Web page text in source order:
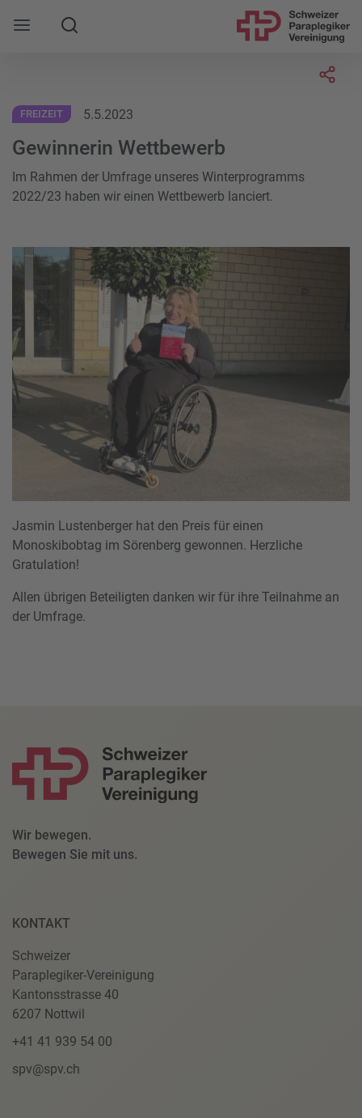
Mobile Navigation öffnen
Suche
FREIZEIT 5.5.2023
Gewinnerin Wettbewerb
Im Rahmen der Umfrage unseres Winterprogramms
2022/23 haben wir einen Wettbewerb lanciert.
Jasmin Lustenberger hat den Preis für einen
Monoskibobtag im Sörenberg gewonnen. Herzliche
Gratulation!
Allen übrigen Beteiligten danken wir für ihre Teilnahme an
der Umfrage.
Wir bewegen.
Bewegen Sie mit uns.
KONTAKT
Schweizer
Paraplegiker-Vereinigung
Kantonsstrasse 40
6207 Nottwil
+41 41 939 54 00
spv@spv.ch